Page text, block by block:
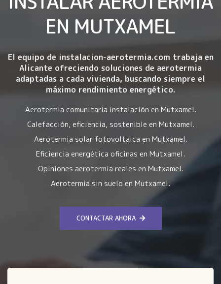
EN MUTXAMEL
El equipo de instalacion-aerotermia.com trabaja en
Alicante ofreciendo soluciones de aerotermia
adaptadas a cada vivienda, buscando siempre el
máximo rendimiento energético.
Aerotermia comunitaria instalación en Mutxamel.
Calefacción, eficiencia, sostenible en Mutxamel.
Aerotermia solar fotovoltaica en Mutxamel.
Eficiencia energética oficinas en Mutxamel.
Opiniones aerotermia reales en Mutxamel.
Aerotermia sin suelo en Mutxamel.
CONTACTAR AHORA